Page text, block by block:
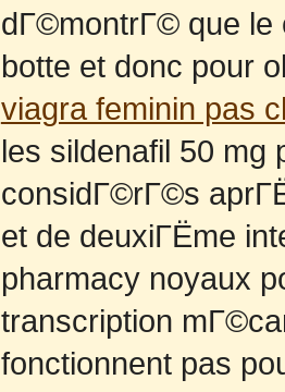
dГ©montrГ© que le
botte et donc pour
viagra feminin pas
les sildenafil 50 mg
considГ©rГ©s
et de deuxiГЁme
pharmacy noyaux
transcription
fonctionnent pas